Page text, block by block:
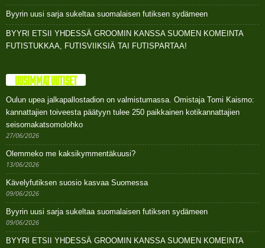
Byyrin uusi sarja sukeltaa suomalaisen futiksen sydämeen
BYYRI ETSII YHDESSÄ GROOMIN KANSSA SUOMEN KOMEINTA
FUTISTUKKAA, FUTISVIIKSIÄ TAI FUTISPARTAA!
UUSIMMAT UUTISET
Oulun upea jalkapallostadion on valmistumassa. Omistaja Tomi Kaismo:
kannattajien toiveesta päätyyn tulee 250 paikkainen kotikannattajien
seisomakatsomolohko
27/06/2026
Olemmeko me kaksikymmentäkuusi?
13/06/2026
Kävelyfutiksen suosio kasvaa Suomessa
09/06/2026
Byyrin uusi sarja sukeltaa suomalaisen futiksen sydämeen
09/06/2026
BYYRI ETSII YHDESSÄ GROOMIN KANSSA SUOMEN KOMEINTA